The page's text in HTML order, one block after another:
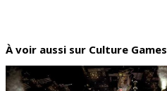
À voir aussi sur Culture Games